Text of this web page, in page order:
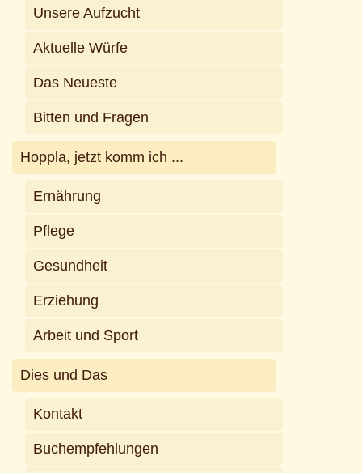
Unsere Aufzucht
Aktuelle Würfe
Das Neueste
Bitten und Fragen
Hoppla, jetzt komm ich ...
Ernährung
Pflege
Gesundheit
Erziehung
Arbeit und Sport
Dies und Das
Kontakt
Buchempfehlungen